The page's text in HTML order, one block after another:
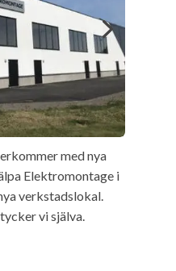
med nya
Elektromontage i
verkstadslokal.
vi själva.